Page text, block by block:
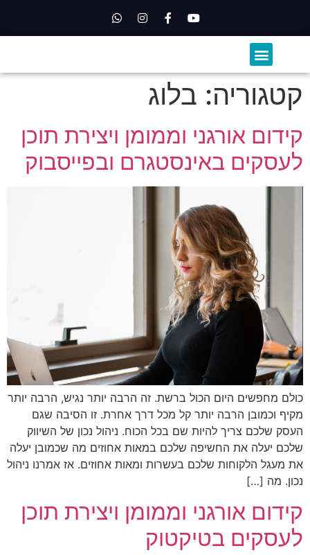
קטגוריה: בלוג
קידום אורגני וממומן ויצירת תוכן
לעסקים באינסטגרם ובפייסבוק
כולם מחפשים היום הכול ברשת. זה הרבה יותר נגיש, הרבה יותר
מקיף וכמובן הרבה יותר קל מכל דרך אחרת. זו הסיבה שגם
העסק שלכם צריך להיות שם בכל הכוח. ניהול נכון של השיווק
שלכם יעלה את החשיפה שלכם במאות אחוזים מה שכמובן יעלה
את מעגל הלקוחות שלכם בעשרות ומאות אחוזים. אז אמרנו ניהול
נכון. מה […]
קידום אורגני וממומן ויצירת תוכן
לעסקים בטיקטוק